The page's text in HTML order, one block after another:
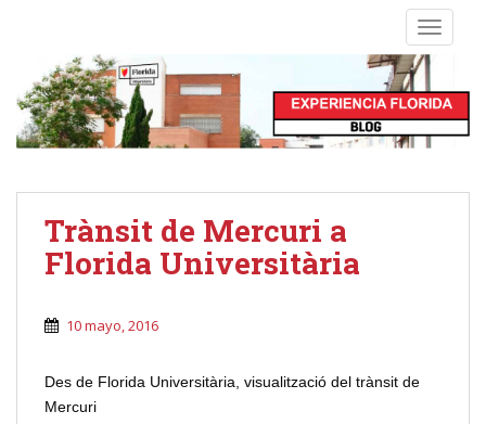
Trànsit de Mercuri a
Florida Universitària
10 mayo, 2016
Des de Florida Universitària, visualització del trànsit de
Mercuri